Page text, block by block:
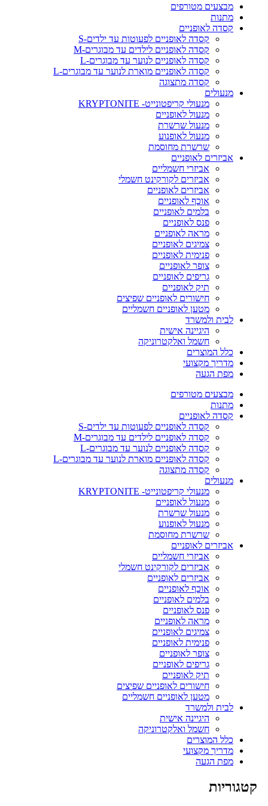
מבצעים מטורפים
מתנות
קסדה לאופניים
קסדה לאופניים לפעוטות עד ילדים-S
קסדה לאופניים לילדים עד מבוגרים-M
קסדה לאופניים לנוער עד מבוגרים-L
קסדה לאופניים מוארת לנוער עד מבוגרים-L
קסדה מתצוגה
מנעולים
מנעולי קריפטונייט- KRYPTONITE
מנעול לאופניים
מנעול שרשרת
מנעול לאופנוע
שרשרת מחוסמת
אביזרים לאופניים
אביזרי חשמליים
אביזרים לקורקינט חשמלי
אביזרים לאופניים
אוכף לאופניים
בלמים לאופניים
פנס לאופניים
מראה לאופניים
צמיגים לאופניים
פנימית לאופניים
צופר לאופניים
גריפים לאופניים
תיק לאופניים
חישורים לאופניים שפיצים
מטען לאופניים חשמליים
לבית ולמשרד
היגיינה אישית
חשמל ואלקטרוניקה
כלל המוצרים
מדריך מקצועי
מפת הגעה
מבצעים מטורפים
מתנות
קסדה לאופניים
קסדה לאופניים לפעוטות עד ילדים-S
קסדה לאופניים לילדים עד מבוגרים-M
קסדה לאופניים לנוער עד מבוגרים-L
קסדה לאופניים מוארת לנוער עד מבוגרים-L
קסדה מתצוגה
מנעולים
מנעולי קריפטונייט- KRYPTONITE
מנעול לאופניים
מנעול שרשרת
מנעול לאופנוע
שרשרת מחוסמת
אביזרים לאופניים
אביזרי חשמליים
אביזרים לקורקינט חשמלי
אביזרים לאופניים
אוכף לאופניים
בלמים לאופניים
פנס לאופניים
מראה לאופניים
צמיגים לאופניים
פנימית לאופניים
צופר לאופניים
גריפים לאופניים
תיק לאופניים
חישורים לאופניים שפיצים
מטען לאופניים חשמליים
לבית ולמשרד
היגיינה אישית
חשמל ואלקטרוניקה
כלל המוצרים
מדריך מקצועי
מפת הגעה
קטגוריות